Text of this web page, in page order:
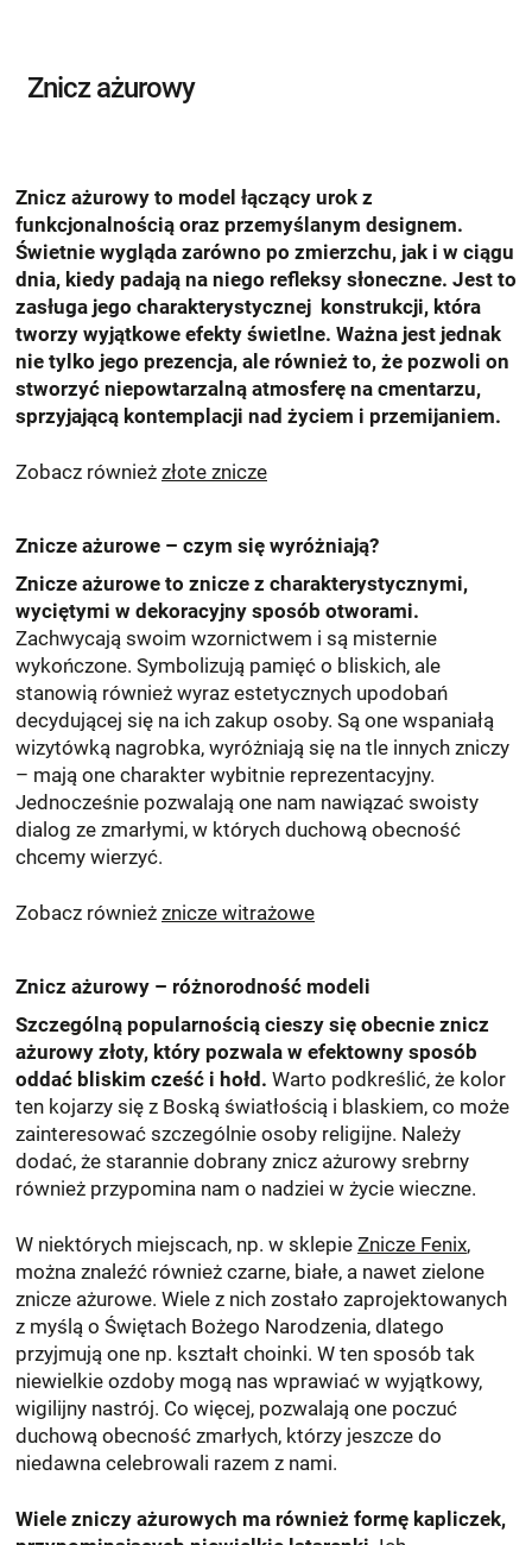
Znicz ażurowy
Znicz ażurowy to model łączący urok z
funkcjonalnością oraz przemyślanym designem.
Świetnie wygląda zarówno po zmierzchu, jak i w ciągu
dnia, kiedy padają na niego refleksy słoneczne. Jest to
zasługa jego charakterystycznej konstrukcji, która
tworzy wyjątkowe efekty świetlne. Ważna jest jednak
nie tylko jego prezencja, ale również to, że pozwoli on
stworzyć niepowtarzalną atmosferę na cmentarzu,
sprzyjającą kontemplacji nad życiem i przemijaniem.
Zobacz również złote znicze
Znicze ażurowe – czym się wyróżniają?
Znicze ażurowe to znicze z charakterystycznymi,
wyciętymi w dekoracyjny sposób otworami.
Zachwycają swoim wzornictwem i są misternie
wykończone. Symbolizują pamięć o bliskich, ale
stanowią również wyraz estetycznych upodobań
decydującej się na ich zakup osoby. Są one wspaniałą
wizytówką nagrobka, wyróżniają się na tle innych zniczy
– mają one charakter wybitnie reprezentacyjny.
Jednocześnie pozwalają one nam nawiązać swoisty
dialog ze zmarłymi, w których duchową obecność
chcemy wierzyć.
Zobacz również znicze witrażowe
Znicz ażurowy – różnorodność modeli
Szczególną popularnością cieszy się obecnie znicz
ażurowy złoty, który pozwala w efektowny sposób
oddać bliskim cześć i hołd. Warto podkreślić, że kolor
ten kojarzy się z Boską światłością i blaskiem, co może
zainteresować szczególnie osoby religijne. Należy
dodać, że starannie dobrany znicz ażurowy srebrny
również przypomina nam o nadziei w życie wieczne.
W niektórych miejscach, np. w sklepie Znicze Fenix,
można znaleźć również czarne, białe, a nawet zielone
znicze ażurowe. Wiele z nich zostało zaprojektowanych
z myślą o Świętach Bożego Narodzenia, dlatego
przyjmują one np. kształt choinki. W ten sposób tak
niewielkie ozdoby mogą nas wprawiać w wyjątkowy,
wigilijny nastrój. Co więcej, pozwalają one poczuć
duchową obecność zmarłych, którzy jeszcze do
niedawna celebrowali razem z nami.
Wiele zniczy ażurowych ma również formę kapliczek,